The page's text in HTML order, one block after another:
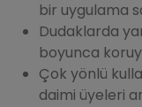
bir uygulama
Dudaklarda
boyunca
Çok yönlü
daimi üyeleri